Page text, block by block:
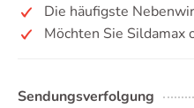
Die häufigste
Möchten Sie Sildamax
Sendungsverfolgung